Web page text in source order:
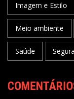
Imagem e Estilo
Meio ambiente
Saúde